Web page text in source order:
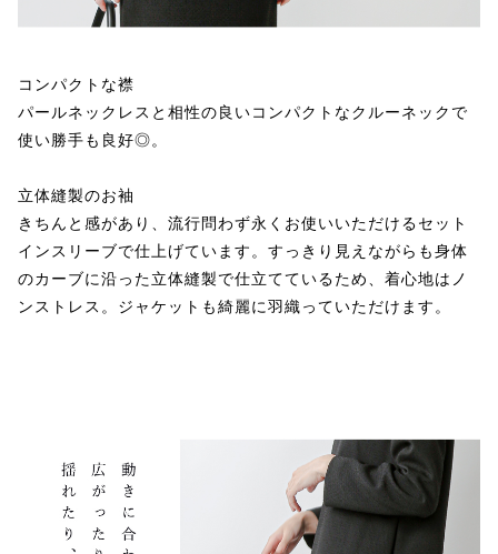
コンパクトな襟
パールネックレスと相性の良いコンパクトなクルーネックで
使い勝手も良好◎。
立体縫製のお袖
きちんと感があり、流行問わず永くお使いいただけるセット
インスリーブで仕上げています。すっきり見えながらも身体
のカーブに沿った立体縫製で仕立てているため、着心地はノ
ンストレス。ジャケットも綺麗に羽織っていただけます。